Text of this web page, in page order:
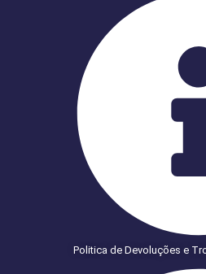
Politica de Devoluções e